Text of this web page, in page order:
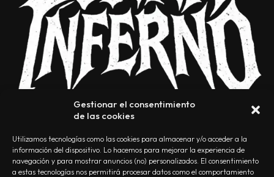
Gestionar el consentimiento
de las cookies
Utilizamos tecnologías como las cookies para almacenar y/o acceder a la
información del dispositivo. Lo hacemos para mejorar la experiencia de
navegación y para mostrar anuncios (no) personalizados. El consentimiento
a estas tecnologías nos permitirá procesar datos como el comportamiento